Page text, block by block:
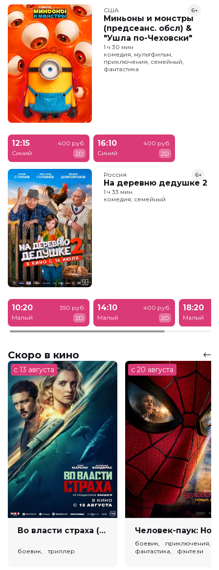
США
Миньоны и монстры
(предсеанс. обсл) &
"Ушла по-Чеховски"
6+
1 ч 30 мин
комедия, мультфильм,
приключения, семейный,
фантастика
12:15
Синий
400 руб.
2D
16:10
Синий
400 руб.
2D
Россия
На деревню дедушке 2
6+
1 ч 33 мин
комедия, семейный
10:20
Малый
350 руб.
2D
14:10
Малый
400 руб.
2D
18:20
Малый
Скоро в кино
с 13 августа
Во власти страха (18+)
боевик, триллер
с 20 августа
боевик, приключения,
фантастика, фэнтези